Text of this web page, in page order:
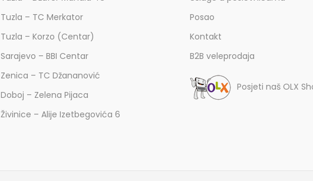
Tuzla – TC Merkator
Tuzla – Korzo (Centar)
Sarajevo – BBI Centar
Zenica – TC Džananović
Doboj – Zelena Pijaca
Živinice – Alije Izetbegovića 6
Posao
Kontakt
B2B veleprodaja
Posjeti naš OLX